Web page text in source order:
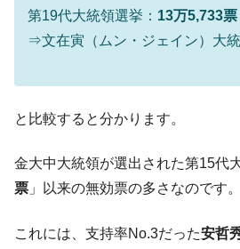
は韓国で『BYD』車は売れている。
く空港に詰めかけ「出て行け！」「
『Money1』
韓国政府「2035年ま
ータセンター整備」⇒ だから無理だ
ほぼ終わった」
第19代大統領選挙： 13万5,733票
⇒文在寅（ムン・ジェイン）大
と比較すると分かります。
金大中大統領が選出された第15代
票 」以来の無効票の多さなのです。
これには、支持率No.3だった安哲